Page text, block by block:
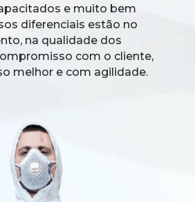
e muito bem
diferenciais estão no
na qualidade dos
com o cliente,
melhor e com agilidade.